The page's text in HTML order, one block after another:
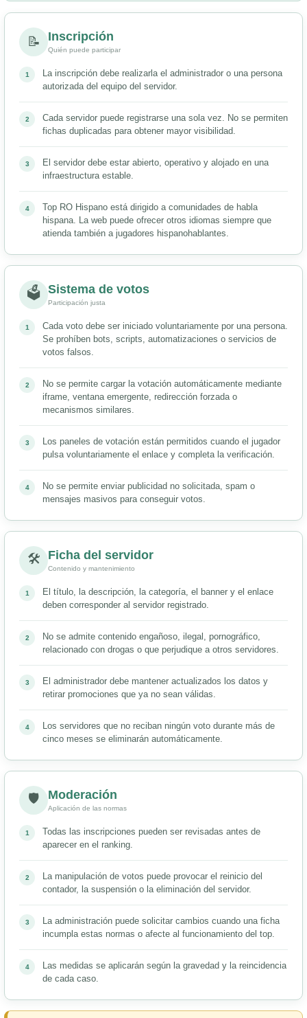
📝 Inscripción
Quién puede participar
La inscripción debe realizarla el administrador o una persona
autorizada del equipo del servidor.
Cada servidor puede registrarse una sola vez. No se permiten
fichas duplicadas para obtener mayor visibilidad.
El servidor debe estar abierto, operativo y alojado en una
infraestructura estable.
Top RO Hispano está dirigido a comunidades de habla
hispana. La web puede ofrecer otros idiomas siempre que
atienda también a jugadores hispanohablantes.
🗳 Sistema de votos
Participación justa
Cada voto debe ser iniciado voluntariamente por una persona.
Se prohíben bots, scripts, automatizaciones o servicios de
votos falsos.
No se permite cargar la votación automáticamente mediante
iframe, ventana emergente, redirección forzada o
mecanismos similares.
Los paneles de votación están permitidos cuando el jugador
pulsa voluntariamente el enlace y completa la verificación.
No se permite enviar publicidad no solicitada, spam o
mensajes masivos para conseguir votos.
🛠 Ficha del servidor
Contenido y mantenimiento
El título, la descripción, la categoría, el banner y el enlace
deben corresponder al servidor registrado.
No se admite contenido engañoso, ilegal, pornográfico,
relacionado con drogas o que perjudique a otros servidores.
El administrador debe mantener actualizados los datos y
retirar promociones que ya no sean válidas.
Los servidores que no reciban ningún voto durante más de
cinco meses se eliminarán automáticamente.
🛡 Moderación
Aplicación de las normas
Todas las inscripciones pueden ser revisadas antes de
aparecer en el ranking.
La manipulación de votos puede provocar el reinicio del
contador, la suspensión o la eliminación del servidor.
La administración puede solicitar cambios cuando una ficha
incumpla estas normas o afecte al funcionamiento del top.
Las medidas se aplicarán según la gravedad y la reincidencia
de cada caso.